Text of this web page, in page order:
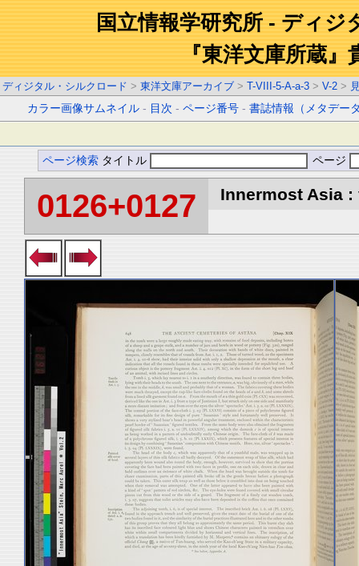
国立情報学研究所 - ディジ
『東洋文庫所蔵』
ディジタル・シルクロード > 東洋文庫アーカイブ > T-VIII-5-A-a-3 > V-2 >
カラー画像サムネイル - 目次 -ページ番号 -書誌情報（メタデー
ページ検索 タイトル ページ
0126+0127 Innermost Asia :